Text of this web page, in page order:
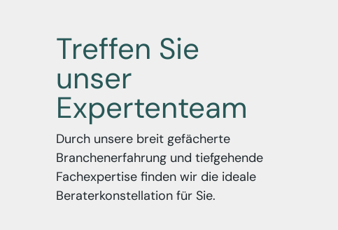
Treffen Sie
unser
Expertenteam
Durch unsere breit gefächerte
Branchenerfahrung und tiefgehende
Fachexpertise finden wir die ideale
Beraterkonstellation für Sie.